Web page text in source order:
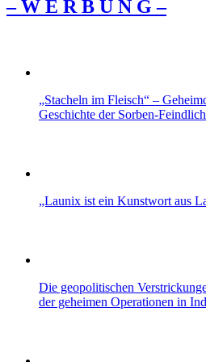
– W Ε R Β U Ν G –
„Stacheln im Fleisch“ –
Geschichte der Sorben-
„Launix ist ein Kunstwort aus
Die geopolitischen
der geheimen Operationen in